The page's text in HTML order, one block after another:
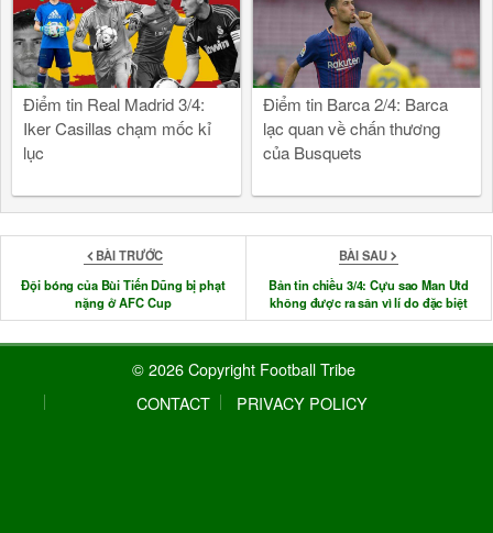
Điểm tin Real Madrid 3/4:
Iker Casillas chạm mốc kỉ
lục
Điểm tin Barca 2/4: Barca
lạc quan về chấn thương
của Busquets
BÀI TRƯỚC
Đội bóng của Bùi Tiến Dũng bị phạt
nặng ở AFC Cup
BÀI SAU
Bản tin chiều 3/4: Cựu sao Man Utd
không được ra sân vì lí do đặc biệt
© 2026 Copyright Football Tribe
CONTACT
PRIVACY POLICY